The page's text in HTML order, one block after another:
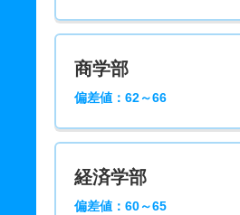
商学部
偏差値：62～66
経済学部
偏差値：60～65